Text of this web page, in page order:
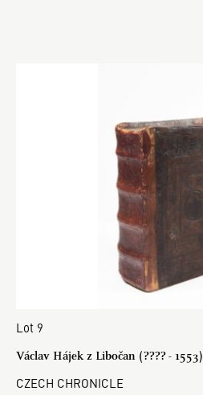
Lot 9
Václav Hájek z Libočan (???? - 1553)
CZECH CHRONICLE